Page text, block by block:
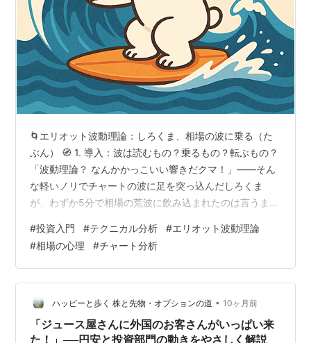
🌀エリオット波動理論：しろくま、相場の波に乗る（た
ぶん） 🧭 1. 導入：波は読むもの？乗るもの？転ぶもの？
「波動理論？ なんかかっこいい響きだクマ！」——そん
な軽いノリでチャートの波に足を突っ込んだしろくま
が、わずか5分で相場の荒波に飲み込まれたのは言うまで
きます。「上昇トレンドの波に乗れ！」「ここが押し目
の波だ！」などなど。でも、それを理論として体系化し
たのが、今回の主役——エリオット波動理論。 この理
論、単なる「チャートのクセ」観察ではありません。自
然界のリズムと人間心理の融合。まるで「株のカオス理
論」とも言える存在なのです。 📜 2…
#投資入門 #テクニカル分析 #エリオット波動理論
#相場の心理 #チャート分析
ハッピーと歩く 株と先物・オプションの道 • 10ヶ月前
「ジュース屋さんに外国のお客さんがいっぱい来
た！」──円安と投資部門の動きをやさしく解説